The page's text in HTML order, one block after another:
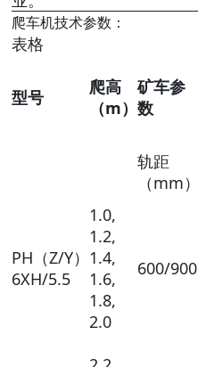
爬车机技术参数：
表格
型号
爬高
（m）
矿车参
数
轨距
（mm）
PH（Z/Y）
6XH/5.5
1.0,
1.2,
1.4,
1.6,
1.8,
2.0
600/900